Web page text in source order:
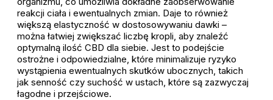
reakcji ciała i ewentualnych zmian. Daje to również
większą elastyczność w dostosowywaniu dawki –
można łatwiej zwiększać liczbę kropli, aby znaleźć
optymalną ilość CBD dla siebie. Jest to podejście
ostrożne i odpowiedzialne, które minimalizuje ryzyko
wystąpienia ewentualnych skutków ubocznych, takich
jak senność czy suchość w ustach, które są zazwyczaj
łagodne i przejściowe.